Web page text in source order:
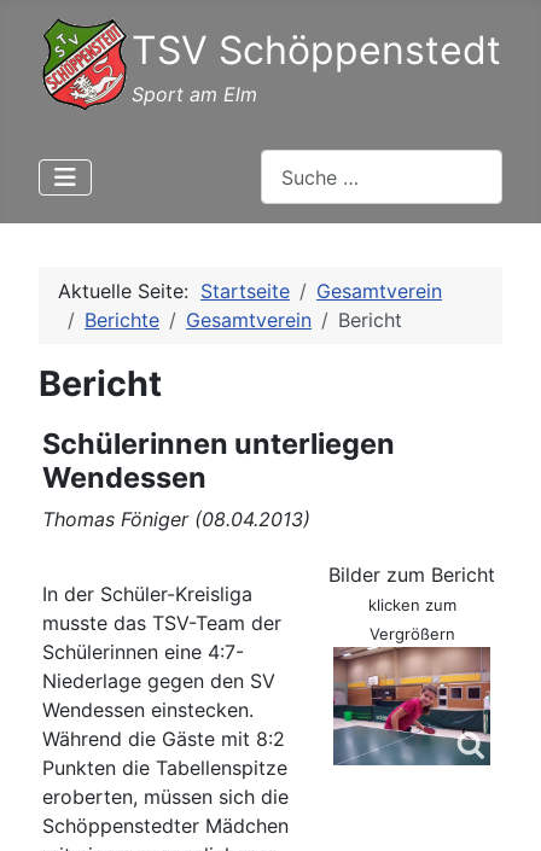
TSV Schöppenstedt
Sport am Elm
Aktuelle Seite: Startseite
Gesamtverein
Berichte
Gesamtverein Bericht
Bericht
Schülerinnen unterliegen
Wendessen
Thomas Föniger (08.04.2013)
In der Schüler-Kreisliga
musste das TSV-Team der
Schülerinnen eine 4:7-
Niederlage gegen den SV
Wendessen einstecken.
Während die Gäste mit 8:2
Punkten die Tabellenspitze
eroberten, müssen sich die
Schöppenstedter Mädchen
Bilder zum Bericht
klicken zum
Vergrößern